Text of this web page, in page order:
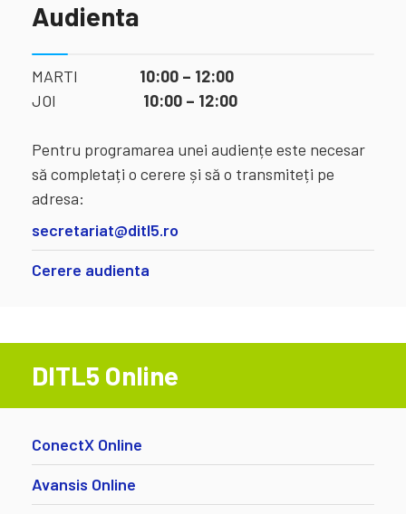
Audienta
MARTI 10:00 – 12:00
JOI 10:00 – 12:00
Pentru programarea unei audiențe este necesar
să completați o cerere și să o transmiteți pe
adresa:
secretariat@ditl5.ro
Cerere audienta
DITL5 Online
ConectX Online
Avansis Online